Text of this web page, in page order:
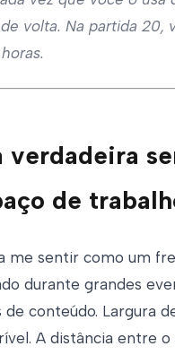
volta. Na partida 20,
verdadeira
de
me sentir como um
durante grandes
de conteúdo. Largura
A distância entre o